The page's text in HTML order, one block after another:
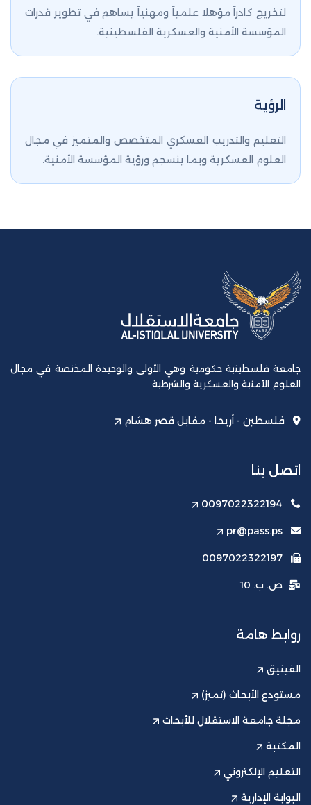
لتخريج كادراً مؤهلا علمياً ومهنياً يساهم في تطوير قدرات
المؤسسة الأمنية والعسكرية الفلسطينية.
الرؤية
التعليم والتدريب العسكري المتخصص والمتميز في مجال
العلوم العسكرية وبما ينسجم ورؤية المؤسسة الأمنية.
جامعة فلسطينية حكومية وهي الأولى والوحيدة المختصة في مجال
العلوم الأمنية والعسكرية والشرطية
فلسطين - أريحا - مقابل قصر هشام
اتصل بنا
0097022322194
pr@pass.ps
0097022322197
ص. ب. 10
روابط هامة
الفينيق
مستودع الأبحاث (تميز)
مجلة جامعة الاستقلال للأبحاث
المكتبة
التعليم الإلكتروني
البوابة الإدارية